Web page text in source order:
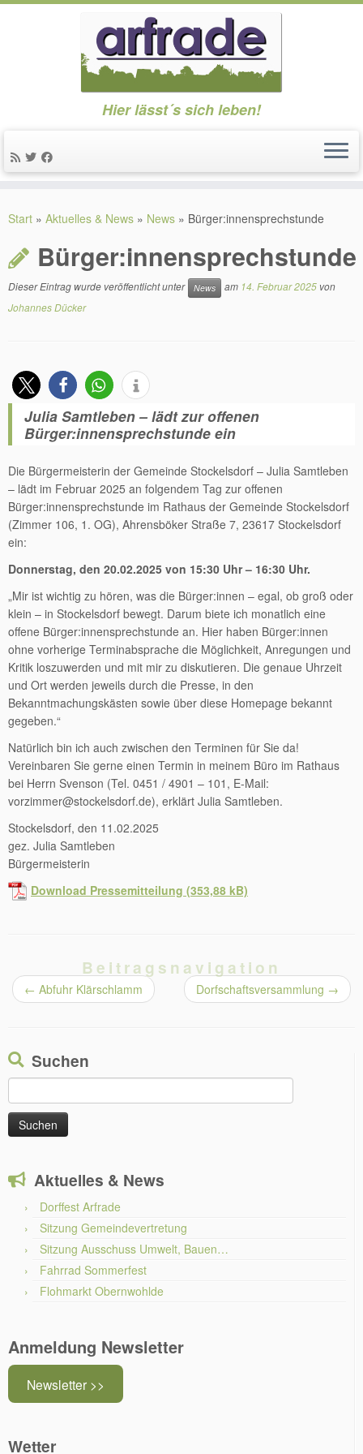
Inhalt
Hier lässt´s sich leben!
Start » Aktuelles & News » News » Bürger:innensprechstunde
Bürger:innensprechstunde
Dieser Eintrag wurde veröffentlicht unter News am 14. Februar 2025 von
Johannes Dücker
Julia Samtleben – lädt zur offenen
Bürger:innensprechstunde ein
Die Bürgermeisterin der Gemeinde Stockelsdorf – Julia Samtleben
– lädt im Februar 2025 an folgendem Tag zur offenen
Bürger:innensprechstunde im Rathaus der Gemeinde Stockelsdorf
(Zimmer 106, 1. OG), Ahrensböker Straße 7, 23617 Stockelsdorf
ein:
Donnerstag, den 20.02.2025 von 15:30 Uhr – 16:30 Uhr.
„Mir ist wichtig zu hören, was die Bürger:innen – egal, ob groß oder
klein – in Stockelsdorf bewegt. Darum biete ich monatlich eine
offene Bürger:innensprechstunde an. Hier haben Bürger:innen
ohne vorherige Terminabsprache die Möglichkeit, Anregungen und
Kritik loszuwerden und mit mir zu diskutieren. Die genaue Uhrzeit
und Ort werden jeweils durch die Presse, in den
Bekanntmachungskästen sowie über diese Homepage bekannt
gegeben.“
Natürlich bin ich auch zwischen den Terminen für Sie da!
Vereinbaren Sie gerne einen Termin in meinem Büro im Rathaus
bei Herrn Svenson (Tel. 0451 / 4901 – 101, E-Mail:
vorzimmer@stockelsdorf.de), erklärt Julia Samtleben.
Stockelsdorf, den 11.02.2025
gez. Julia Samtleben
Bürgermeisterin
Download Pressemitteilung
Beitragsnavigation
← Abfuhr Klärschlamm Dorfschaftsversammlung →
Suchen
nach:
Aktuelles & News
Dorffest Arfrade
Sitzung Gemeindevertretung
Sitzung Ausschuss Umwelt, Bauen…
Fahrrad Sommerfest
Flohmarkt Obernwohlde
Anmeldung Newsletter
Newsletter >>
Wetter